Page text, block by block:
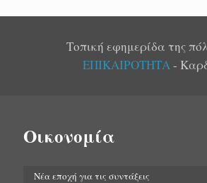
Τοπική εφημερίδα της
ΕΠΙΚΑΙΡΟΤΗΤΑ -
Οικονομία
Νέα εποχή για τις συντάξεις